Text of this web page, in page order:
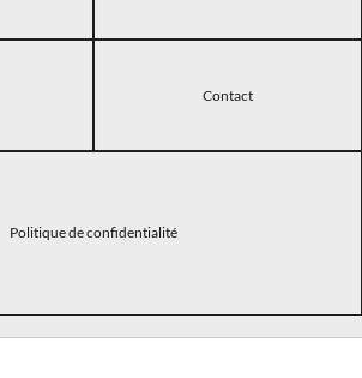
Contact
Politique de confidentialité